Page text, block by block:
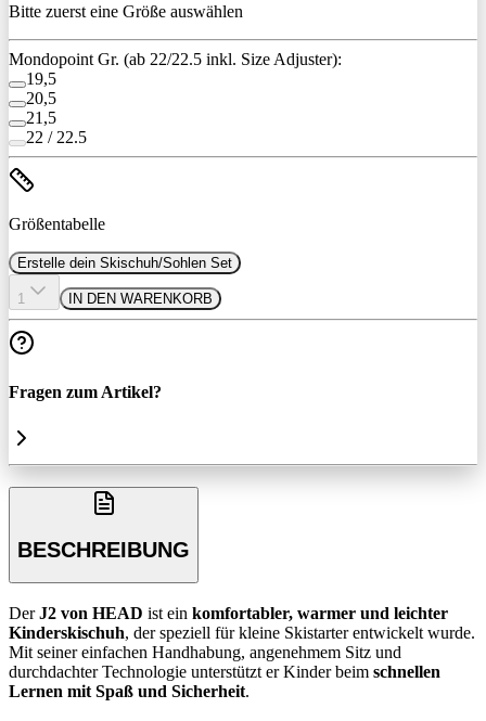
Bitte zuerst eine Größe auswählen
Mondopoint Gr. (ab 22/22.5 inkl. Size Adjuster):
19,5
20,5
21,5
22 / 22.5
Größentabelle
Erstelle dein Skischuh/Sohlen Set
1 IN DEN WARENKORB
Fragen zum Artikel?
BESCHREIBUNG
DerJ2 von HEAD ist ein komfortabler, warmer und leichter
Kinderskischuh, der speziell für kleine Skistarter entwickelt wurde.
Mit seiner einfachen Handhabung, angenehmem Sitz und
durchdachter Technologie unterstützt er Kinder beim schnellen
Lernen mit Spaß und Sicherheit.